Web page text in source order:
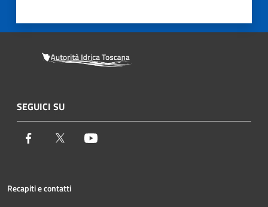
SEGUICI SU
Facebook Twitter
Recapiti e contatti